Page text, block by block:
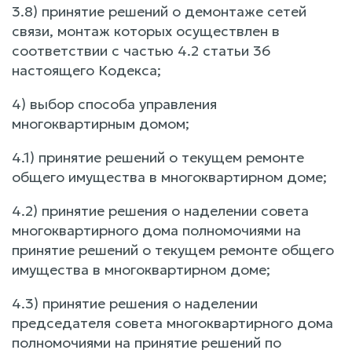
3.8) принятие решений о демонтаже сетей
связи, монтаж которых осуществлен в
соответствии с частью 4.2 статьи 36
настоящего Кодекса;
4) выбор способа управления
многоквартирным домом;
4.1) принятие решений о текущем ремонте
общего имущества в многоквартирном доме;
4.2) принятие решения о наделении совета
многоквартирного дома полномочиями на
принятие решений о текущем ремонте общего
имущества в многоквартирном доме;
4.3) принятие решения о наделении
председателя совета многоквартирного дома
полномочиями на принятие решений по